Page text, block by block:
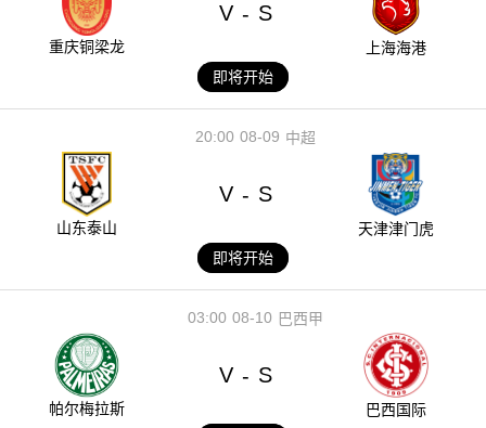
重庆铜梁龙
V - S
上海海港
即将开始
08-09
20:00 中超
山东泰山
V - S
天津津门虎
即将开始
08-10
03:00 巴西甲
帕尔梅拉斯
V - S
巴西国际